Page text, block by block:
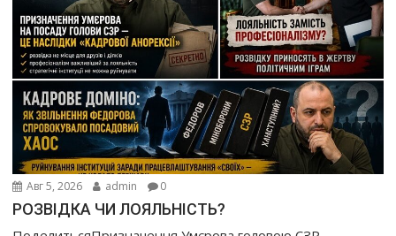
Авг 5, 2026 admin 0
РОЗВІДКА ЧИ ЛОЯЛЬНІСТЬ?